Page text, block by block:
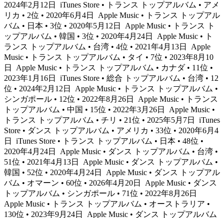
2024年2月12日
iTunes Store • トランス トップアルバム • アメ
リカ • 2位 • 2020年6月4日
Apple Music • トランス トップアル
バム • 日本 • 3位 • 2020年5月12日
Apple Music • トランス ト
ップアルバム • 韓国 • 3位 • 2020年4月24日
Apple Music • ト
ランス トップアルバム • 台湾 • 4位 • 2021年4月13日
Apple
Music • トランス トップアルバム • タイ • 7位 • 2023年8月10
日
Apple Music • トランス トップアルバム • カナダ • 11位 •
2023年1月16日
iTunes Store • 総合 トップアルバム • 台湾 • 12
位 • 2024年2月12日
Apple Music • トランス トップアルバム •
シンガポール • 12位 • 2022年8月26日
Apple Music • トランス
トップアルバム • 中国 • 15位 • 2022年3月26日
Apple Music •
トランス トップアルバム • チリ • 21位 • 2025年5月7日
iTunes
Store • ダンス トップアルバム • アメリカ • 33位 • 2020年6月4
日
iTunes Store • トランス トップアルバム • 日本 • 48位 •
2020年4月24日
Apple Music • ダンス トップアルバム • 台湾 •
51位 • 2021年4月13日
Apple Music • ダンス トップアルバム •
韓国 • 52位 • 2020年4月24日
Apple Music • ダンス トップアル
バム • オマーン • 60位 • 2026年4月20日
Apple Music • ダンス
トップアルバム • シンガポール • 71位 • 2022年8月26日
Apple Music • トランス トップアルバム • オーストラリア •
130位 • 2023年9月24日
Apple Music • ダンス トップアルバム